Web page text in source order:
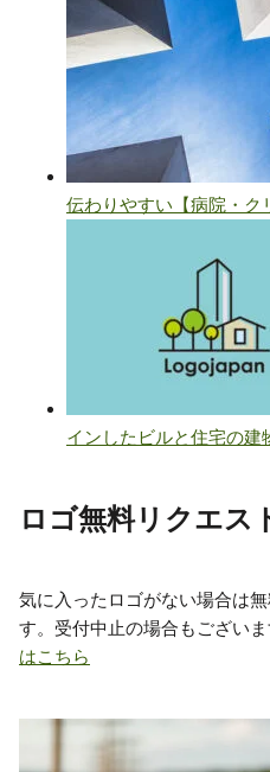
ロゴ無料リクエス
気に入ったロゴがない場合は
す。受付中止の場合もございま
はこちら